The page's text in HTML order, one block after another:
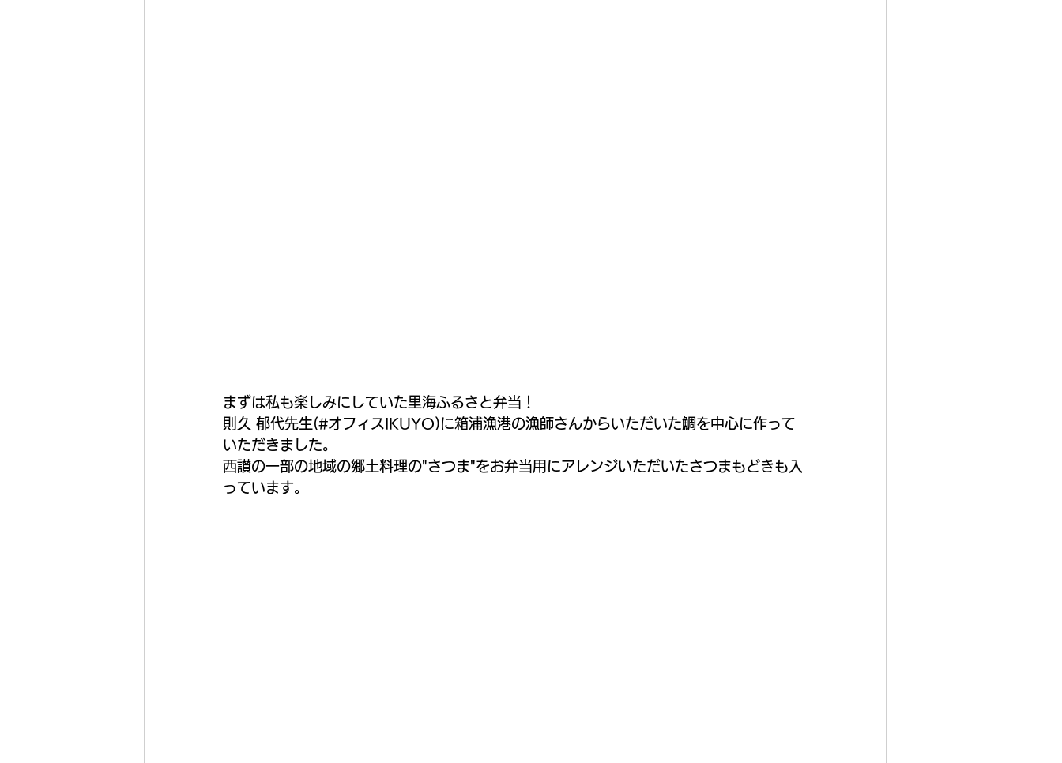
まずは私も楽しみにしていた里海ふるさと弁当！
則久 郁代先生(#オフィスIKUYO)に箱浦漁港の漁師さんからいただいた鯛を中心に作って
いただきました。
西讃の一部の地域の郷土料理の"さつま"をお弁当用にアレンジいただいたさつまもどきも入
っています。